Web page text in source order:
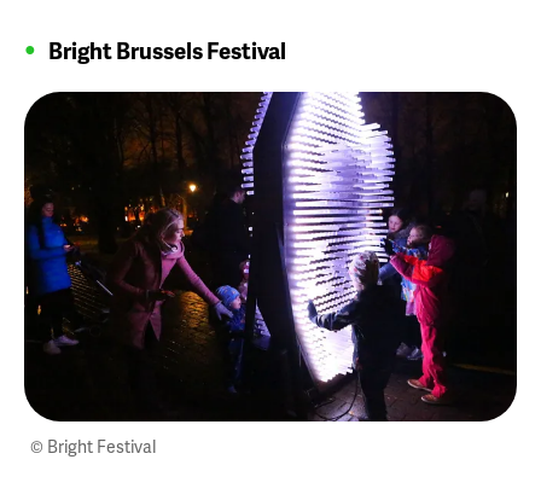
Bright Brussels Festival
© Bright Festival